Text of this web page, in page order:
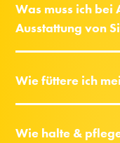
Was muss ich bei
Ausstattung von
Wie füttere ich
Wie halte &